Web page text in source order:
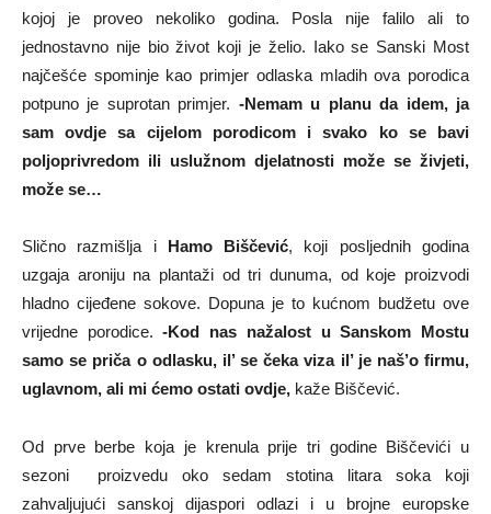
kojoj je proveo nekoliko godina. Posla nije falilo ali to
jednostavno nije bio život koji je želio. Iako se Sanski Most
najčešće spominje kao primjer odlaska mladih ova porodica
potpuno je suprotan primjer. -Nemam u planu da idem, ja
sam ovdje sa cijelom porodicom i svako ko se bavi
poljoprivredom ili uslužnom djelatnosti može se živjeti,
može se…
Slično razmišlja i Hamo Biščević, koji posljednih godina
uzgaja aroniju na plantaži od tri dunuma, od koje proizvodi
hladno cijeđene sokove. Dopuna je to kućnom budžetu ove
vrijedne porodice.-Kod nas nažalost u Sanskom Mostu
samo se priča o odlasku, il’ se čeka viza il’ je naš’o firmu,
uglavnom, ali mi ćemo ostati ovdje, kaže Biščević.
Od prve berbe koja je krenula prije tri godine Biščevići u
sezoni proizvedu oko sedam stotina litara soka koji
zahvaljujući sanskoj dijaspori odlazi i u brojne europske